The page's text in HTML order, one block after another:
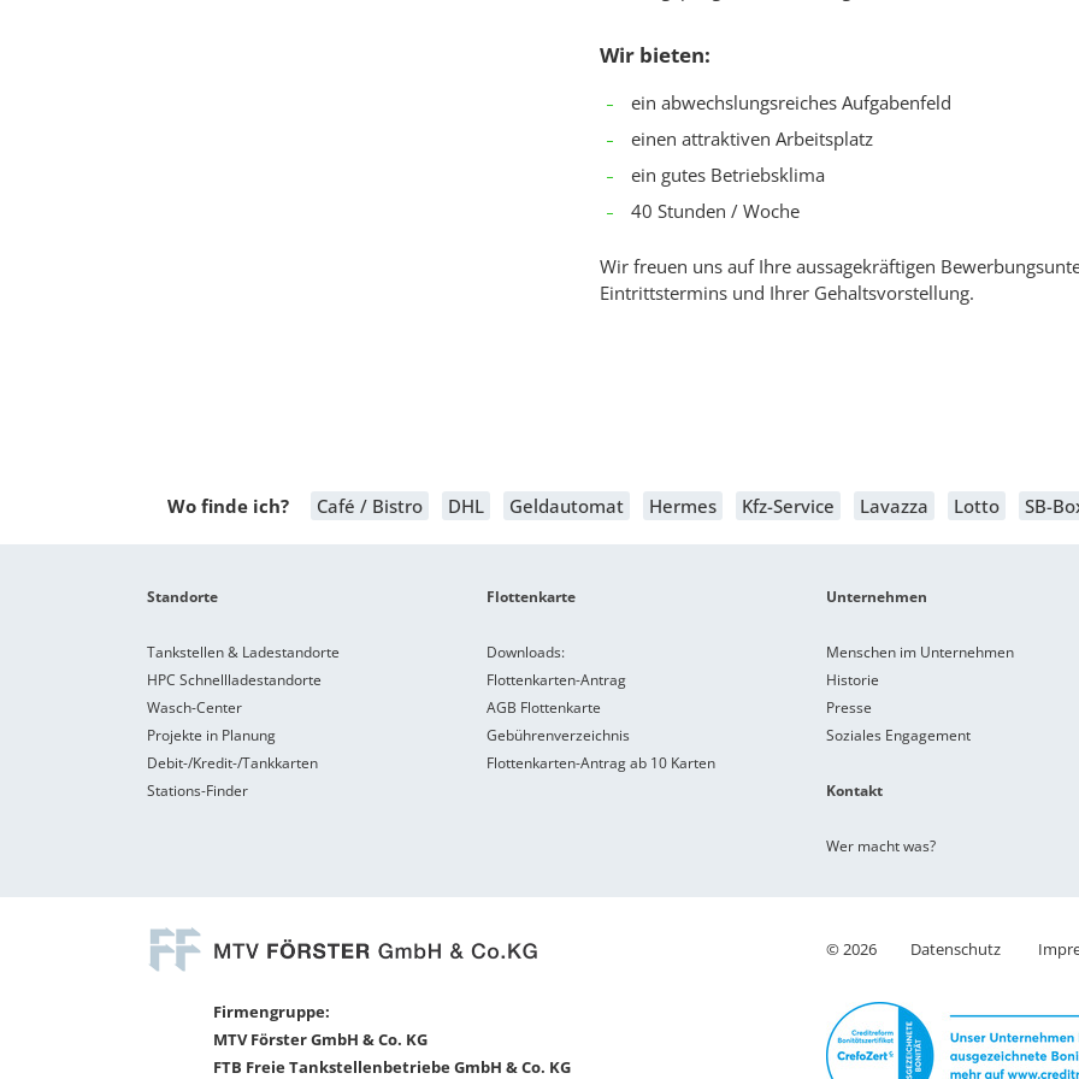
Wir bieten:
ein abwechslungsreiches Aufgabenfeld
einen attraktiven Arbeitsplatz
ein gutes Betriebsklima
40 Stunden / Woche
Wir freuen uns auf Ihre aussagekräftigen
Eintrittstermins und Ihrer Gehaltsvorstellung.
Wo finde ich? Café / Bistro DHL Geldautomat Hermes Kfz-Service Lavazza Lotto SB-
Standorte
Tankstellen & Ladestandorte
HPC Schnellladestandorte
Wasch-Center
Projekte in Planung
Debit-/Kredit-/Tankkarten
Stations-Finder
Flottenkarte
Downloads:
Flottenkarten-Antrag
AGB Flottenkarte
Gebührenverzeichnis
Flottenkarten-Antrag ab 10 Karten
Unternehmen
Menschen im Unternehmen
Historie
Presse
Soziales Engagement
Kontakt
Wer macht was?
Firmengruppe:
MTV Förster GmbH & Co. KG
FTB Freie Tankstellenbetriebe GmbH & Co. KG
©2026 Datenschutz